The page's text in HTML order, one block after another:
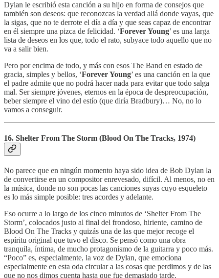
Dylan le escribió esta canción a su hijo en forma de consejos que
también son deseos: que reconozcas la verdad allá donde vayas, que
la sigas, que no te derrote el día a día y que seas capaz de encontrar
en él siempre una pizca de felicidad. ‘Forever Young’ es una larga
lista de deseos en los que, todo el rato, subyace todo aquello que no
va a salir bien.
Pero por encima de todo, y más con esos The Band en estado de
gracia, simples y bellos, ‘Forever Young’ es una canción en la que
el padre admite que no podrá hacer nada para evitar que todo salga
mal. Ser siempre jóvenes, eternos en la época de despreocupación,
beber siempre el vino del estío (que diría Bradbury)… No, no lo
vamos a conseguir.
16. Shelter From The Storm (Blood On The Tracks, 1974)
No parece que en ningún momento haya sido idea de Bob Dylan la
de convertirse en un compositor enrevesado, difícil. Al menos, no en
la música, donde no son pocas las canciones suyas cuyo esqueleto
es lo más simple posible: tres acordes y adelante.
Eso ocurre a lo largo de los cinco minutos de ‘Shelter From The
Storm’, colocados justo al final del frondoso, hiriente, camino de
Blood On The Tracks y quizás una de las que mejor recoge el
espíritu original que tuvo el disco. Se pensó como una obra
tranquila, íntima, de mucho protagonismo de la guitarra y poco más.
“Poco” es, especialmente, la voz de Dylan, que emociona
especialmente en esta oda circular a las cosas que perdimos y de las
que no nos dimos cuenta hasta que fue demasiado tarde.